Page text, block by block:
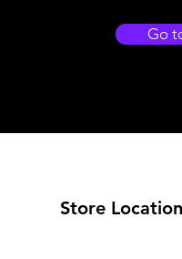
Go
Store Location